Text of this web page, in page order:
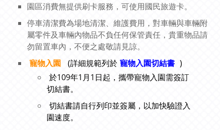
園區消費無提供刷卡服務，可使用國民旅遊卡。
停車清潔費為場地清潔、維護費用，對車輛與車輛附
屬零件及車輛內物品不負任何保管責任，貴重物品請
勿留置車內，不便之處敬請見諒。
寵物入園
(詳細規範列於 寵物入園切結書 )
於109年1月1日起，攜帶寵物入園需簽訂
切結書。
切結書請自行列印並簽屬，以加快驗證入
園速度。